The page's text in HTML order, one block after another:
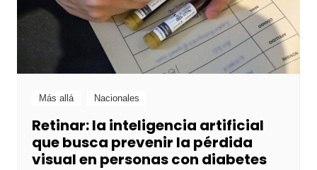
Más allá Nacionales
Retinar: la inteligencia artificial
que busca prevenir la pérdida
visual en personas con diabetes